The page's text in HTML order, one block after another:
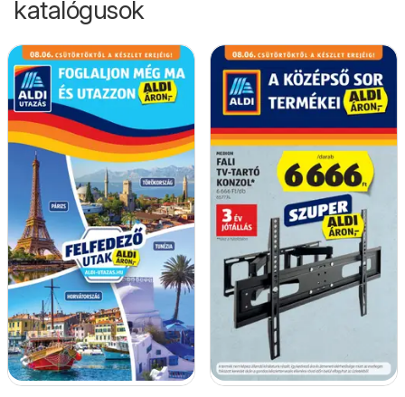
katalógusok